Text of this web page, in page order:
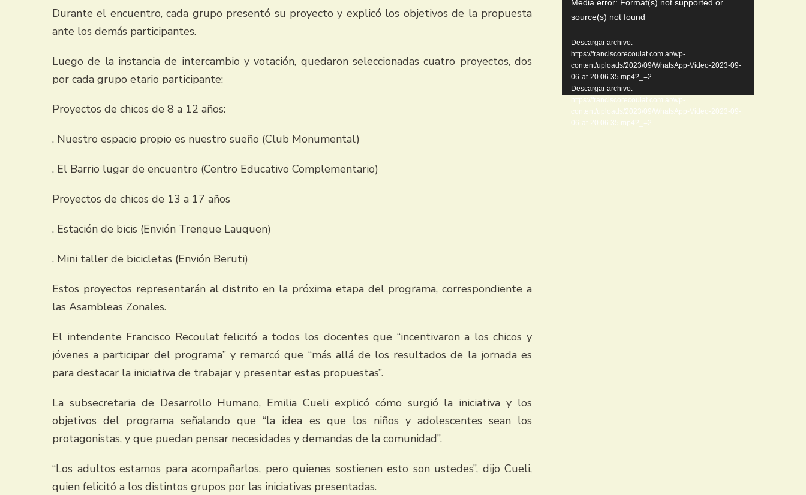
Durante el encuentro, cada grupo presentó su proyecto y explicó los objetivos de la propuesta
ante los demás participantes.
Luego de la instancia de intercambio y votación, quedaron seleccionadas cuatro proyectos, dos
por cada grupo etario participante:
Proyectos de chicos de 8 a 12 años:
. Nuestro espacio propio es nuestro sueño (Club Monumental)
. El Barrio lugar de encuentro (Centro Educativo Complementario)
Proyectos de chicos de 13 a 17 años
. Estación de bicis (Envión Trenque Lauquen)
. Mini taller de bicicletas (Envión Beruti)
Estos proyectos representarán al distrito en la próxima etapa del programa, correspondiente a
las Asambleas Zonales.
El intendente Francisco Recoulat felicitó a todos los docentes que “incentivaron a los chicos y
jóvenes a participar del programa” y remarcó que “más allá de los resultados de la jornada es
para destacar la iniciativa de trabajar y presentar estas propuestas”.
La subsecretaria de Desarrollo Humano, Emilia Cueli explicó cómo surgió la iniciativa y los
objetivos del programa señalando que “la idea es que los niños y adolescentes sean los
protagonistas, y que puedan pensar necesidades y demandas de la comunidad”.
“Los adultos estamos para acompañarlos, pero quienes sostienen esto son ustedes”, dijo Cueli,
quien felicitó a los distintos grupos por las iniciativas presentadas.
de
Media error: Format(s) not supported or
source(s) not found
Descargar archivo:
https://franciscorecoulat.com.ar/wp-
content/uploads/2023/09/WhatsApp-Video-2023-09-
06-at-20.06.35.mp4?_=2
Descargar archivo:
https://franciscorecoulat.com.ar/wp-
content/uploads/2023/09/WhatsApp-Video-2023-09-
06-at-20.06.35.mp4?_=2